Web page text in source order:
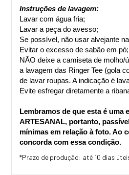
Instruções de lavagem:
Lavar com água fria;
Lavar a peça do avesso;
Se possível, não usar alvejante
Evitar o excesso de sabão em pó;
NÃO deixe a camiseta de molho/
a lavagem das Ringer Tee (gola
de lavar roupas. A indicação é
Evite esfregar diretamente a
Lembramos de que esta é uma
ARTESANAL, portanto,
mínimas em relação à foto. Ao
concorda com essa condição.
*Prazo de produção: até 10 dias